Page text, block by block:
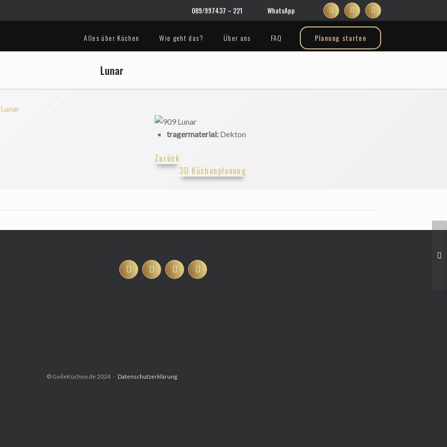
089/997437 – 221 WhatsApp
Alles über Küchen Wie geht das? Über uns FAQ Planung starten
Lunar
tragermaterial: Dekton
Zurück
3D Küchenplanung
© GeileKüchen.de 2024 Datenschutzerklärung